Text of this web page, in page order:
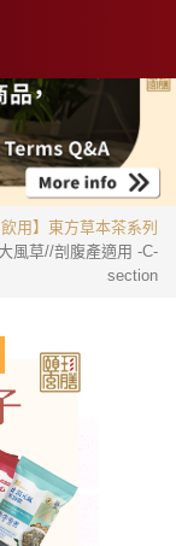
飲用】東方草本茶系列
風草//剖腹產適用 -C-
section